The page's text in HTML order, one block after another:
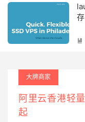

大牌商家
阿里云香港轻
起